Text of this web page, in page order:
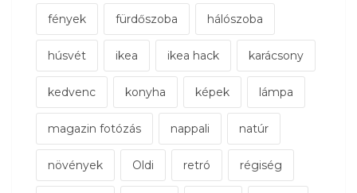
fények fürdőszoba hálószoba
húsvét ikea ikea hack karácsony
kedvenc konyha képek lámpa
magazin fotózás nappali natúr
növények Oldi retró régiség